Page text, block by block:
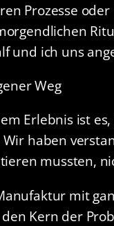
Prozesse
und ich uns
Weg
Erlebnis ist
haben
mussten,
mit
Kern der